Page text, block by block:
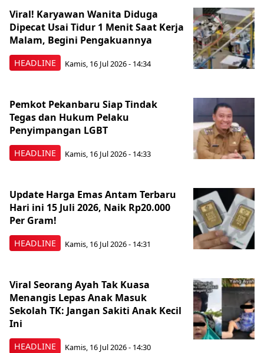
HEADLINE
Viral! Karyawan Wanita Diduga
Dipecat Usai Tidur 1 Menit Saat Kerja
Malam, Begini Pengakuannya
Kamis, 16 Jul 2026 - 14:34
HEADLINE
Pemkot Pekanbaru Siap Tindak
Tegas dan Hukum Pelaku
Penyimpangan LGBT
Kamis, 16 Jul 2026 - 14:33
HEADLINE
Update Harga Emas Antam Terbaru
Hari ini 15 Juli 2026, Naik Rp20.000
Per Gram!
Kamis, 16 Jul 2026 - 14:31
HEADLINE
Viral Seorang Ayah Tak Kuasa
Menangis Lepas Anak Masuk
Sekolah TK: Jangan Sakiti Anak Kecil
Ini
Kamis, 16 Jul 2026 - 14:30